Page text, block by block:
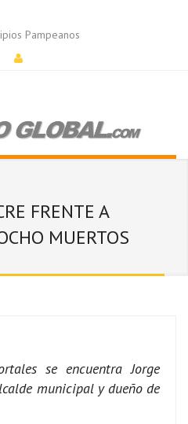
Pampeanos
FRENTE A
MUERTOS
se encuentra Jorge
municipal y dueño de